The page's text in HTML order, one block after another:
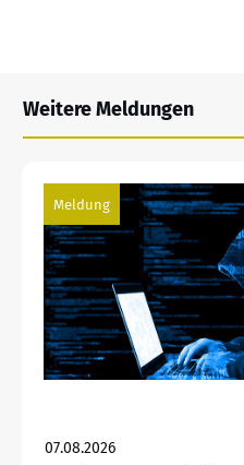
Weitere Meldungen
Meldung
07.08.2026